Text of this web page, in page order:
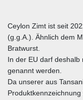
Ceylon Zimt ist seit
(g.g.A.). Ähnlich dem
Bratwurst.
In der EU darf
genannt werden.
Da unserer aus
Produktkennzeichnung